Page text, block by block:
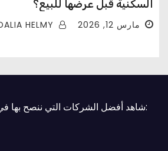
السكنية قبل عرضها للبيع؟
مارس 12, 2026
:شاهد أفضل الشركات التي ننصح بها في